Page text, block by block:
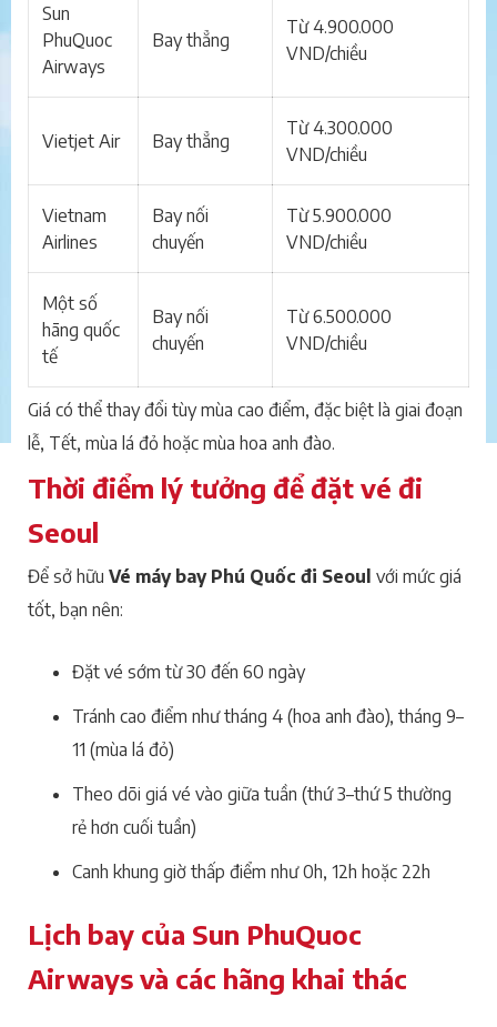
Sun
PhuQuoc
Airways
Bay thẳng
Từ 4.900.000
VND/chiều
Vietjet Air Bay thẳng
Từ 4.300.000
VND/chiều
Vietnam
Airlines
Bay nối
chuyến
Từ 5.900.000
VND/chiều
Một số
hãng quốc
tế
Bay nối
chuyến
Từ 6.500.000
VND/chiều
Giá có thể thay đổi tùy mùa cao điểm, đặc biệt là giai đoạn
lễ, Tết, mùa lá đỏ hoặc mùa hoa anh đào.
Thời điểm lý tưởng để đặt vé đi
Seoul
Để sở hữu Vé máy bay Phú Quốc đi Seoul với mức giá
tốt, bạn nên:
Đặt vé sớm từ 30 đến 60 ngày
Tránh cao điểm như tháng 4 (hoa anh đào), tháng 9–
11 (mùa lá đỏ)
Theo dõi giá vé vào giữa tuần (thứ 3–thứ 5 thường
rẻ hơn cuối tuần)
Canh khung giờ thấp điểm như 0h, 12h hoặc 22h
Lịch bay của Sun PhuQuoc
Airways và các hãng khai thác